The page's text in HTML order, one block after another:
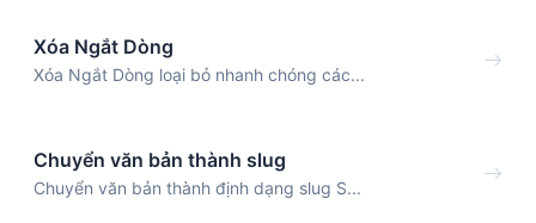
Xóa Ngắt Dòng
Xóa Ngắt Dòng loại bỏ nhanh chóng các...
Chuyển văn bản thành slug
Chuyển văn bản thành định dạng slug S...